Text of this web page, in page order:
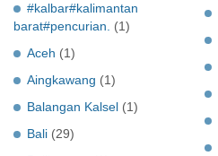
#kalbar#kalimantan
barat#pencurian.
(1)
Aceh (1)
Aingkawang (1)
Balangan Kalsel (1)
Bali (29)